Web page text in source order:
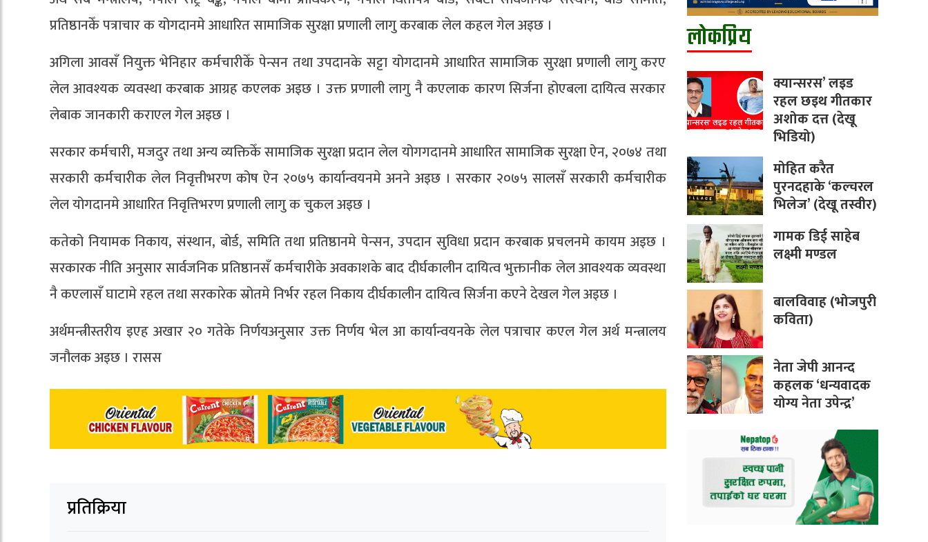
प्रतिष्ठानकेँ पत्राचार क योगदानमे आधारित सामाजिक सुरक्षा प्रणाली लागु करबाक लेल कहल गेल अइछ ।
अगिला आवसँ नियुक्त भेनिहार कर्मचारीकेँ पेन्सन तथा उपदानके सट्टा योगदानमे आधारित सामाजिक सुरक्षा प्रणाली लागु करए
लेल आवश्यक व्यवस्था करबाक आग्रह कएलक अइछ । उक्त प्रणाली लागु नै कएलाक कारण सिर्जना होएबला दायित्व सरकार
लेबाक जानकारी कराएल गेल अइछ ।
सरकार कर्मचारी, मजदुर तथा अन्य व्यक्तिकेँ सामाजिक सुरक्षा प्रदान लेल योगगदानमे आधारित सामाजिक सुरक्षा ऐन, २०७४ तथा
सरकारी कर्मचारीक लेल निवृत्तीभरण कोष ऐन २०७५ कार्यान्वयनमे अनने अइछ । सरकार २०७५ सालसँ सरकारी कर्मचारीक
लेल योगदानमे आधारित निवृत्तिभरण प्रणाली लागु क चुकल अइछ ।
कतेको नियामक निकाय, संस्थान, बोर्ड, समिति तथा प्रतिष्ठानमे पेन्सन, उपदान सुविधा प्रदान करबाक प्रचलनमे कायम अइछ ।
सरकारक नीति अनुसार सार्वजनिक प्रतिष्ठानसँ कर्मचारीके अवकाशके बाद दीर्घकालीन दायित्व भुक्तानीक लेल आवश्यक व्यवस्था
नै कएलासँ घाटामे रहल तथा सरकारेक स्रोतमे निर्भर रहल निकाय दीर्घकालीन दायित्व सिर्जना कएने देखल गेल अइछ ।
अर्थमन्त्रीस्तरीय इएह अखार २० गतेके निर्णयअनुसार उक्त निर्णय भेल आ कार्यान्वयनके लेल पत्राचार कएल गेल अर्थ मन्त्रालय
जनौलक अइछ । रासस
प्रतिक्रिया
लोकप्रिय
क्यान्सरस’ लइड
रहल छइथ गीतकार
अशोक दत्त (देखू
भिडियो)
मोहित करैत
पुरनदहाके ‘कल्चरल
भिलेज’ (देखू तस्वीर)
गामक डिई साहेब
लक्ष्मी मण्डल
बालविवाह (भोजपुरी
कविता)
नेता जेपी आनन्द
कहलक ‘धन्यवादक
योग्य नेता उपेन्द्र’